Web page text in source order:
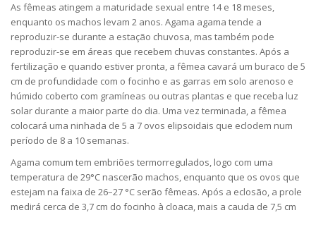
As fêmeas atingem a maturidade sexual entre 14 e 18 meses,
enquanto os machos levam 2 anos. Agama agama tende a
reproduzir-se durante a estação chuvosa, mas também pode
reproduzir-se em áreas que recebem chuvas constantes. Após a
fertilização e quando estiver pronta, a fêmea cavará um buraco de 5
cm de profundidade com o focinho e as garras em solo arenoso e
húmido coberto com gramíneas ou outras plantas e que receba luz
solar durante a maior parte do dia. Uma vez terminada, a fêmea
colocará uma ninhada de 5 a 7 ovos elipsoidais que eclodem num
período de 8 a 10 semanas.
Agama comum tem embriões termorregulados, logo com uma
temperatura de 29°C nascerão machos, enquanto que os ovos que
estejam na faixa de 26–27 °C serão fêmeas. Após a eclosão, a prole
medirá cerca de 3,7 cm do focinho à cloaca, mais a cauda de 7,5 cm